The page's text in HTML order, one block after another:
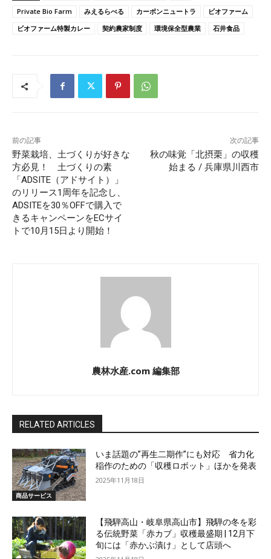
Private Bio Farm
みえるらべる カーボンニュートラ
ビオファーム
ビオファーム特製カレー
契約農家制度 環境保全型農業 石井食品
前の記事
野菜栽培、土づくりが好きな
方必見！ 土づくりの素
「ADSITE（アドサイト）」
のリリース1周年を記念し、
ADSITEを30％OFFで購入で
きるキャンペーンをECサイ
トで10月15日より開始！
次の記事
秋の味覚「北摂栗」の収穫
始まる / 兵庫県川西市
農林水産.com 編集部
RELATED ARTICLES
商品サービス
いま話題の”再生二期作”にも対応 省力化
稲作のための「収穫ロボット」ほかを発表
2025年11月18日
【飛騨高山・岐阜県高山市】飛騨の冬を彩
る伝統野菜「赤カブ」収穫最盛期 | 12月下
旬には「赤かぶ漬け」として店頭へ